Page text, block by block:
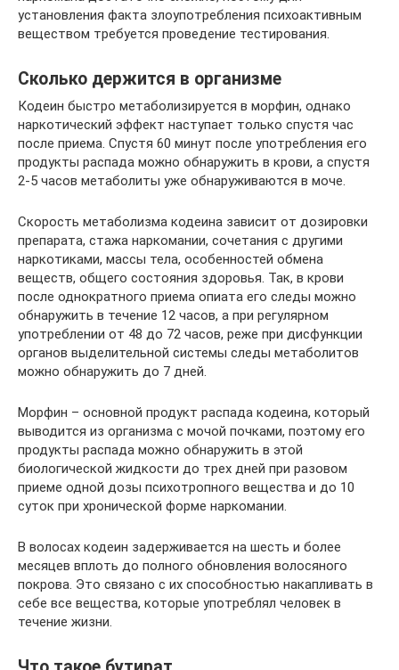
установления факта злоупотребления психоактивным
веществом требуется проведение тестирования.
Сколько держится в организме
Кодеин быстро метаболизируется в морфин, однако
наркотический эффект наступает только спустя час
после приема. Спустя 60 минут после употребления его
продукты распада можно обнаружить в крови, а спустя
2-5 часов метаболиты уже обнаруживаются в моче.
Скорость метаболизма кодеина зависит от дозировки
препарата, стажа наркомании, сочетания с другими
наркотиками, массы тела, особенностей обмена
веществ, общего состояния здоровья. Так, в крови
после однократного приема опиата его следы можно
обнаружить в течение 12 часов, а при регулярном
употреблении от 48 до 72 часов, реже при дисфункции
органов выделительной системы следы метаболитов
можно обнаружить до 7 дней.
Морфин – основной продукт распада кодеина, который
выводится из организма с мочой почками, поэтому его
продукты распада можно обнаружить в этой
биологической жидкости до трех дней при разовом
приеме одной дозы психотропного вещества и до 10
суток при хронической форме наркомании.
В волосах кодеин задерживается на шесть и более
месяцев вплоть до полного обновления волосяного
покрова. Это связано с их способностью накапливать в
себе все вещества, которые употреблял человек в
течение жизни.